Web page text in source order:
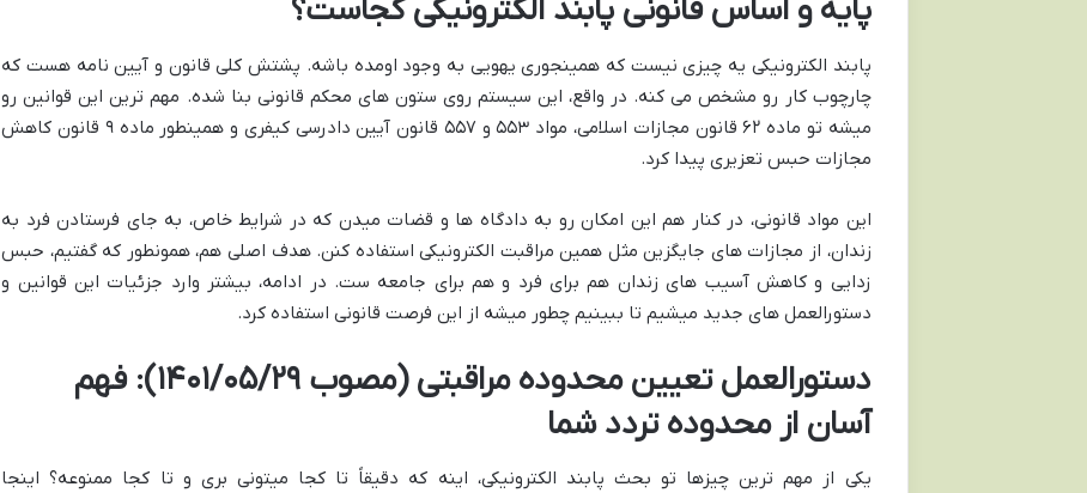
پایه و اساس قانونی پابند الکترونیکی کجاست؟
پابند الکترونیکی یه چیزی نیست که همینجوری یهویی به وجود اومده باشه. پشتش کلی قانون و آیین نامه هست که
چارچوب کار رو مشخص می کنه. در واقع، این سیستم روی ستون های محکم قانونی بنا شده. مهم ترین این قوانین رو
میشه تو ماده ۶۲ قانون مجازات اسلامی، مواد ۵۵۳ و ۵۵۷ قانون آیین دادرسی کیفری و همینطور ماده ۹ قانون کاهش
مجازات حبس تعزیری پیدا کرد.
این مواد قانونی، در کنار هم این امکان رو به دادگاه ها و قضات میدن که در شرایط خاص، به جای فرستادن فرد به
زندان، از مجازات های جایگزین مثل همین مراقبت الکترونیکی استفاده کنن. هدف اصلی هم، همونطور که گفتیم، حبس
زدایی و کاهش آسیب های زندان هم برای فرد و هم برای جامعه ست. در ادامه، بیشتر وارد جزئیات این قوانین و
دستورالعمل های جدید میشیم تا ببینیم چطور میشه از این فرصت قانونی استفاده کرد.
دستورالعمل تعیین محدوده مراقبتی (مصوب ۱۴۰۱/۰۵/۲۹): فهم
آسان از محدوده تردد شما
یکی از مهم ترین چیزها تو بحث پابند الکترونیکی، اینه که دقیقاً تا کجا میتونی بری و تا کجا ممنوعه؟ اینجا